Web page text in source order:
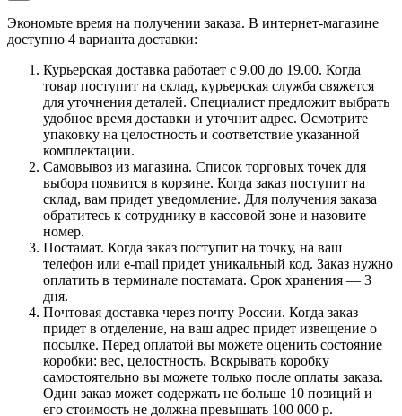
Экономьте время на получении заказа. В интернет-магазине
доступно 4 варианта доставки:
Курьерская доставка работает с 9.00 до 19.00. Когда
товар поступит на склад, курьерская служба свяжется
для уточнения деталей. Специалист предложит выбрать
удобное время доставки и уточнит адрес. Осмотрите
упаковку на целостность и соответствие указанной
комплектации.
Самовывоз из магазина. Список торговых точек для
выбора появится в корзине. Когда заказ поступит на
склад, вам придет уведомление. Для получения заказа
обратитесь к сотруднику в кассовой зоне и назовите
номер.
Постамат. Когда заказ поступит на точку, на ваш
телефон или e-mail придет уникальный код. Заказ нужно
оплатить в терминале постамата. Срок хранения — 3
дня.
Почтовая доставка через почту России. Когда заказ
придет в отделение, на ваш адрес придет извещение о
посылке. Перед оплатой вы можете оценить состояние
коробки: вес, целостность. Вскрывать коробку
самостоятельно вы можете только после оплаты заказа.
Один заказ может содержать не больше 10 позиций и
его стоимость не должна превышать 100 000 р.